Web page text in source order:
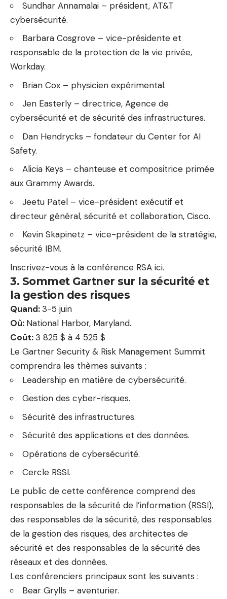
Sundhar Annamalai – président, AT&T
cybersécurité.
Barbara Cosgrove – vice-présidente et
responsable de la protection de la vie privée,
Workday.
Brian Cox – physicien expérimental.
Jen Easterly – directrice, Agence de
cybersécurité et de sécurité des infrastructures.
Dan Hendrycks – fondateur du Center for AI
Safety.
Alicia Keys – chanteuse et compositrice primée
aux Grammy Awards.
Jeetu Patel – vice-président exécutif et
directeur général, sécurité et collaboration, Cisco.
Kevin Skapinetz – vice-président de la stratégie,
sécurité IBM.
Inscrivez-vous à la conférence RSA ici.
3. Sommet Gartner sur la sécurité et
la gestion des risques
Quand:3-5 juin
Où: National Harbor, Maryland.
Coût:3 825 $ à 4 525 $
Le Gartner Security & Risk Management Summit
comprendra les thèmes suivants :
Leadership en matière de cybersécurité.
Gestion des cyber-risques.
Sécurité des infrastructures.
Sécurité des applications et des données.
Opérations de cybersécurité.
Cercle RSSI.
Le public de cette conférence comprend des
responsables de la sécurité de l’information (RSSI),
des responsables de la sécurité, des responsables
de la gestion des risques, des architectes de
sécurité et des responsables de la sécurité des
réseaux et des données.
Les conférenciers principaux sont les suivants :
Bear Grylls – aventurier.